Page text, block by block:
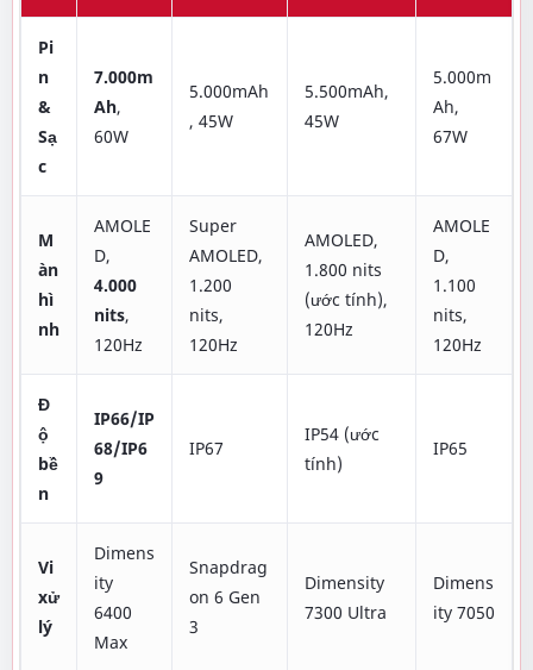
Pi
n
&
Sạ
c
7.000m
Ah,
60W
5.000mAh
, 45W
5.500mAh,
45W
5.000m
Ah,
67W
M
àn
hì
nh
AMOLE
D,
4.000
nits,
120Hz
Super
AMOLED,
1.200
nits,
120Hz
AMOLED,
1.800 nits
(ước tính),
120Hz
AMOLE
D,
1.100
nits,
120Hz
Đ
ộ
bề
n
IP66/IP
68/IP6
9
IP67
IP54 (ước
tính)
IP65
Vi
xử
lý
Dimens
ity
6400
Max
Snapdrag
on 6 Gen
3
Dimensity
7300 Ultra
Dimens
ity 7050